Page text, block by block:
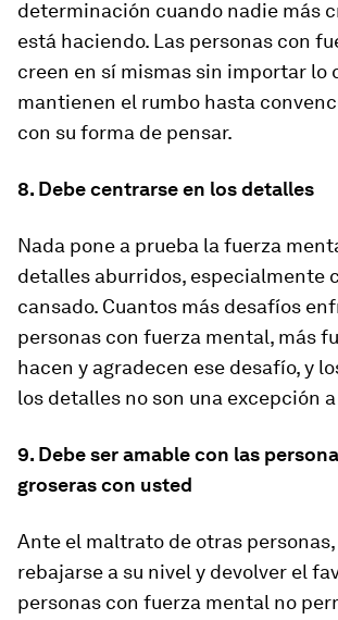
determinación cuando nadie más
está haciendo. Las personas con
creen en sí mismas sin importar lo
mantienen el rumbo hasta
con su forma de pensar.
8. Debe centrarse en los detalles
Nada pone a prueba la fuerza
detalles aburridos, especialmente
cansado. Cuantos más desafíos
personas con fuerza mental, más
hacen y agradecen ese desafío, y
los detalles no son una excepción
9. Debe ser amable con las
groseras con usted
Ante el maltrato de otras
rebajarse a su nivel y devolver el
personas con fuerza mental no